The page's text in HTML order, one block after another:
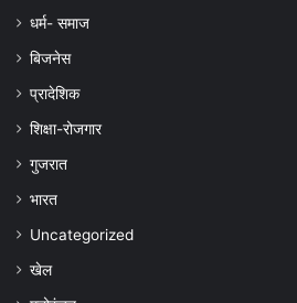
धर्म- समाज
बिजनेस
प्रादेशिक
शिक्षा-रोजगार
गुजरात
भारत
Uncategorized
खेल